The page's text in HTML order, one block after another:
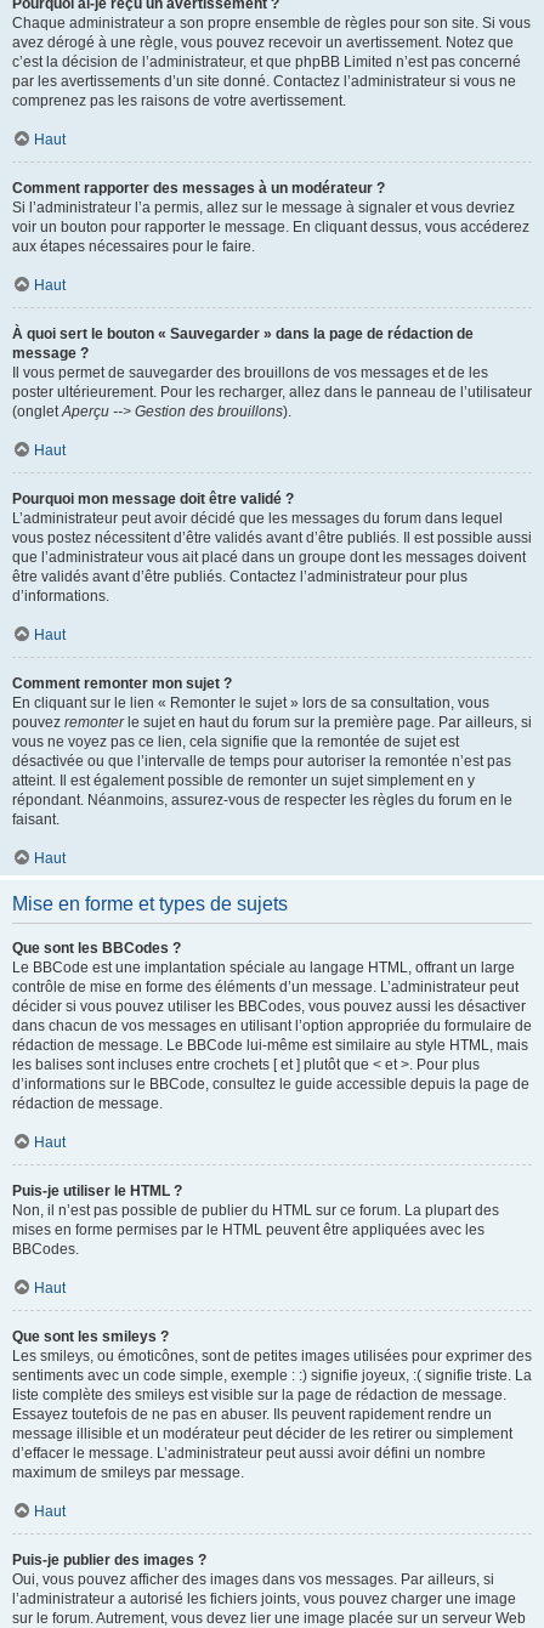
Pourquoi ai-je reçu un avertissement ?
Chaque administrateur a son propre ensemble de règles pour son site. Si vous
avez dérogé à une règle, vous pouvez recevoir un avertissement. Notez que
c’est la décision de l’administrateur, et que phpBB Limited n’est pas concerné
par les avertissements d’un site donné. Contactez l’administrateur si vous ne
comprenez pas les raisons de votre avertissement.
Haut
Comment rapporter des messages à un modérateur ?
Si l’administrateur l’a permis, allez sur le message à signaler et vous devriez
voir un bouton pour rapporter le message. En cliquant dessus, vous accéderez
aux étapes nécessaires pour le faire.
Haut
À quoi sert le bouton « Sauvegarder » dans la page de rédaction de
message ?
Il vous permet de sauvegarder des brouillons de vos messages et de les
poster ultérieurement. Pour les recharger, allez dans le panneau de l’utilisateur
(ongletAperçu --> Gestion des brouillons).
Haut
Pourquoi mon message doit être validé ?
L’administrateur peut avoir décidé que les messages du forum dans lequel
vous postez nécessitent d’être validés avant d’être publiés. Il est possible aussi
que l’administrateur vous ait placé dans un groupe dont les messages doivent
être validés avant d’être publiés. Contactez l’administrateur pour plus
d’informations.
Haut
Comment remonter mon sujet ?
En cliquant sur le lien « Remonter le sujet » lors de sa consultation, vous
pouvez remonterle sujet en haut du forum sur la première page. Par ailleurs, si
vous ne voyez pas ce lien, cela signifie que la remontée de sujet est
désactivée ou que l’intervalle de temps pour autoriser la remontée n’est pas
atteint. Il est également possible de remonter un sujet simplement en y
répondant. Néanmoins, assurez-vous de respecter les règles du forum en le
faisant.
Haut
Mise en forme et types de sujets
Que sont les BBCodes ?
Le BBCode est une implantation spéciale au langage HTML, offrant un large
contrôle de mise en forme des éléments d’un message. L’administrateur peut
décider si vous pouvez utiliser les BBCodes, vous pouvez aussi les désactiver
dans chacun de vos messages en utilisant l’option appropriée du formulaire de
rédaction de message. Le BBCode lui-même est similaire au style HTML, mais
les balises sont incluses entre crochets [ et ] plutôt que < et >. Pour plus
d’informations sur le BBCode, consultez le guide accessible depuis la page de
rédaction de message.
Haut
Puis-je utiliser le HTML ?
Non, il n’est pas possible de publier du HTML sur ce forum. La plupart des
mises en forme permises par le HTML peuvent être appliquées avec les
BBCodes.
Haut
Que sont les smileys ?
Les smileys, ou émoticônes, sont de petites images utilisées pour exprimer des
sentiments avec un code simple, exemple : :) signifie joyeux, :( signifie triste. La
liste complète des smileys est visible sur la page de rédaction de message.
Essayez toutefois de ne pas en abuser. Ils peuvent rapidement rendre un
message illisible et un modérateur peut décider de les retirer ou simplement
d’effacer le message. L’administrateur peut aussi avoir défini un nombre
maximum de smileys par message.
Haut
Puis-je publier des images ?
Oui, vous pouvez afficher des images dans vos messages. Par ailleurs, si
l’administrateur a autorisé les fichiers joints, vous pouvez charger une image
sur le forum. Autrement, vous devez lier une image placée sur un serveur Web